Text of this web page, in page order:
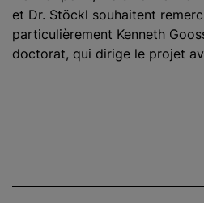
et Dr. Stöckl souhaitent
particulièrement Kenneth
doctorat, qui dirige le projet